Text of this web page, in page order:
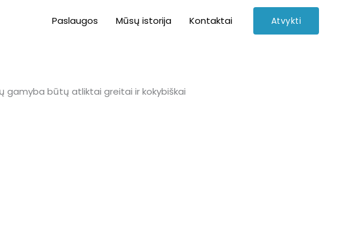
Paslaugos Mūsų istorija Kontaktai Atvykti
gamyba būtų atliktai greitai ir kokybiškai